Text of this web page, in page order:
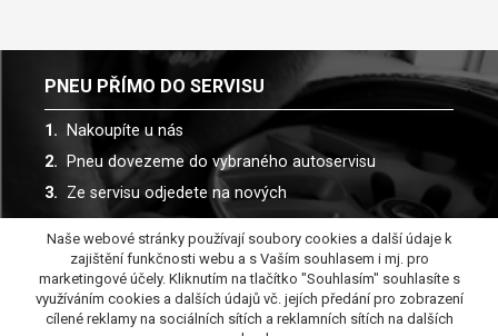
PNEU PŘÍMO DO SERVISU
Nakoupíte u nás
Pneu dovezeme do vybraného autoservisu
Ze servisu odjedete na nových
Spolupracujeme s více než 30 autoservisy
Naše webové stránky používají soubory cookies a další údaje k
zajištění funkčnosti webu a s Vaším souhlasem i mj. pro
marketingové účely. Kliknutím na tlačítko "Souhlasím" souhlasíte s
využíváním cookies a dalších údajů vč. jejích předání pro zobrazení
cílené reklamy na sociálních sítích a reklamních sítích na dalších